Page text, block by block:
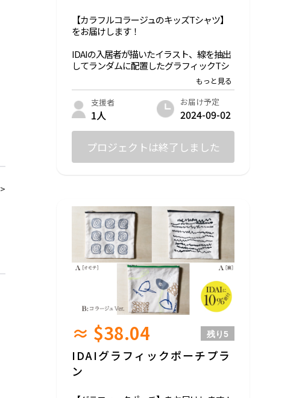
>
【カラフルコラージュのキッズTシャツ】
をお届けします！
IDAIの入居者が描いたイラスト、線を抽出
してランダムに配置したグラフィックTシ
ャツをキッズサイズでご用意します。
メインのモチーフは『メロディのチョリー
タ』。その周りに魅力的な線と形をあしら
って、ワクワク楽しいTシャツに仕上げま
した。
現地で取り組んでいきたい試作のプロダク
トとしてご用意します。
AIへ渡します。
◎サイズ：90/ 100/ 110/ 120 ※ユニセックス
◎生地：綿100%
United Athle 5001-02 5.6オンス【ホワイ
ト】
支援いただいた皆様に以下お送りさせてい
ただきます↓↓↓
・お礼のメッセージ
・LINE限定オープンチャットご招待（今後
のプロジェクトの進捗を共有します！）
支援者
1人
お届け予定
2024-09-02
プロジェクトは終了しました
≈ $38.04 残り5
IDAIグラフィックポーチプラ
ン